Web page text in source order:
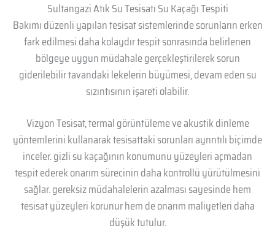
Sultangazi Atık Su Tesisatı Su Kaçağı Tespiti
Bakımı düzenli yapılan tesisat sistemlerinde sorunların erken
fark edilmesi daha kolaydır tespit sonrasında belirlenen
bölgeye uygun müdahale gerçekleştirilerek sorun
giderilebilir tavandaki lekelerin büyümesi, devam eden su
sızıntısının işareti olabilir.
Vizyon Tesisat, termal görüntüleme ve akustik dinleme
yöntemlerini kullanarak tesisattaki sorunları ayrıntılı biçimde
inceler. gizli su kaçağının konumunu yüzeyleri açmadan
tespit ederek onarım sürecinin daha kontrollü yürütülmesini
sağlar. gereksiz müdahalelerin azalması sayesinde hem
tesisat yüzeyleri korunur hem de onarım maliyetleri daha
düşük tutulur.